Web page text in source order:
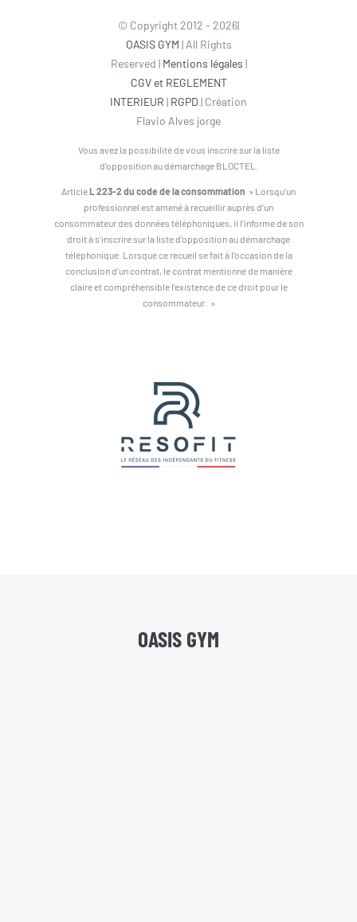
© Copyright 2012 - 2026|
OASIS GYM | All Rights
Reserved | Mentions légales |
CGV et REGLEMENT
INTERIEUR | RGPD | Création
Flavio Alves jorge
Vous avez la possibilité de vous inscrire sur la liste
d’opposition au démarchage BLOCTEL.
ArticleL 223-2 du code de la consommation » Lorsqu’un
professionnel est amené à recueillir auprès d’un
consommateur des données téléphoniques, il l’informe de son
droit à s’inscrire sur la liste d’opposition au démarchage
téléphonique. Lorsque ce recueil se fait à l’occasion de la
conclusion d’un contrat, le contrat mentionne de manière
claire et compréhensible l’existence de ce droit pour le
consommateur. »
OASIS GYM